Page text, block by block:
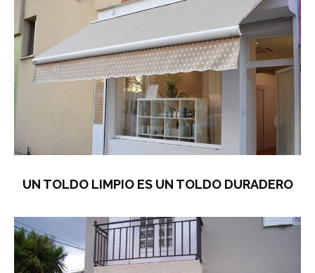
UN TOLDO LIMPIO ES UN TOLDO DURADERO